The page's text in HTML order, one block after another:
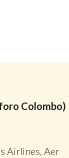
Colombo)
Airlines, Aer